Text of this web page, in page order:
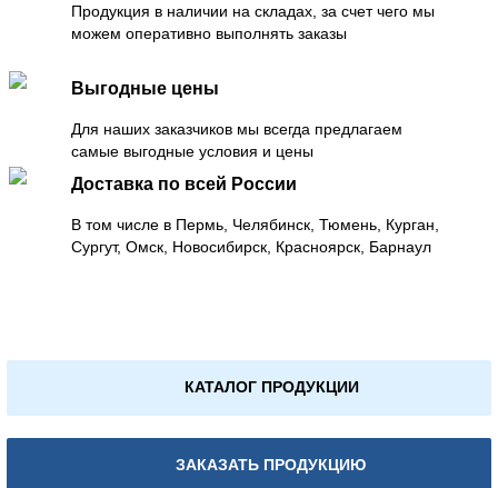
Продукция в наличии на складах, за счет чего мы
можем оперативно выполнять заказы
Выгодные цены
Для наших заказчиков мы всегда предлагаем
самые выгодные условия и цены
Доставка по всей России
В том числе в Пермь, Челябинск, Тюмень, Курган,
Сургут, Омск, Новосибирск, Красноярск, Барнаул
КАТАЛОГ ПРОДУКЦИИ
ЗАКАЗАТЬ ПРОДУКЦИЮ